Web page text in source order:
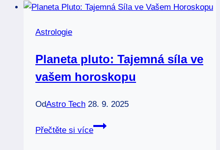
Prozkoumejte
Astrologie
Planeta pluto: Tajemná síla ve
vašem horoskopu
OdAstro Tech 28. 9. 2025
Přečtěte si více
Planeta